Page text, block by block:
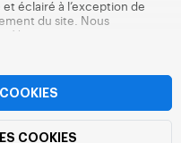
éclairé à l’exception de
du site. Nous
Vous pouvez retirer votre
sur la
traceurs. Le refus ne fait pas
Pour plus
COOKIES